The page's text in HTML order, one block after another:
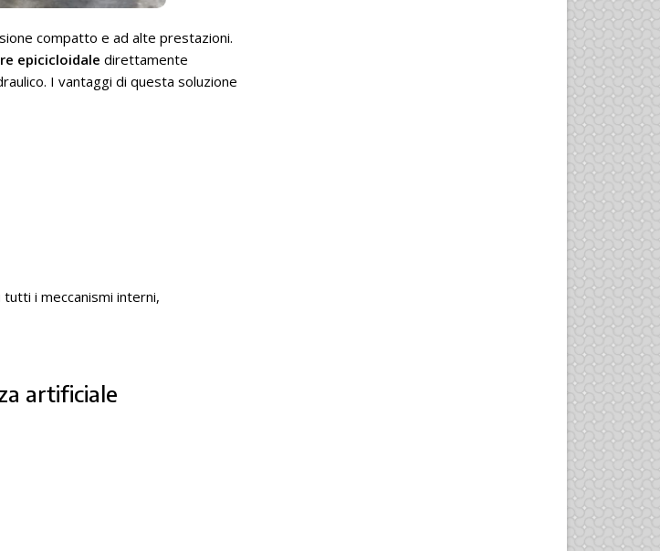
compatto e ad alte prestazioni.
epicicloidale direttamente
I vantaggi di questa soluzione
i meccanismi interni,
artificiale